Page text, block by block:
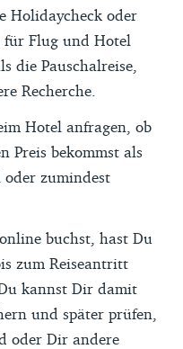
Holidaycheck oder
für Flug und Hotel
die Pauschalreise,
Recherche.
Hotel anfragen, ob
Preis bekommst als
oder zumindest
buchst, hast Du
zum Reiseantritt
kannst Dir damit
und später prüfen,
oder Dir andere